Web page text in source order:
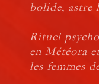
bolide, astre
Rituel
en Météora
les femmes